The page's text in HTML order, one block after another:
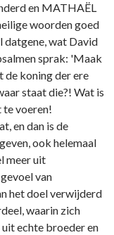
en MATHAËL
woorden goed
datgene, wat David
sprak: 'Maak
de koning der ere
staat die?! Wat is
te voeren!
en dan is de
ook helemaal
meer uit
van
het doel verwijderd
waarin zich
echte broeder en